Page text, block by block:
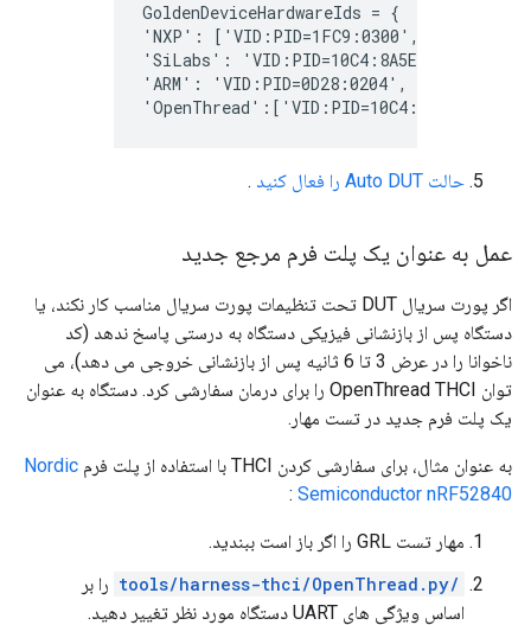
GoldenDeviceHardwareIds = {
'NXP':
'SiLabs': 'VID:PID=10C4:8A5E',
'ARM': 'VID:PID=0D28:0204',
'OpenThread':['VID:PID=10C4:EA60',
حالت Auto DUT را فعال کنید .
عمل به عنوان یک پلت فرم مرجع جدید
اگر پورت سریال DUT تحت تنظیمات پورت سریال مناسب کار نکند، یا
دستگاه پس از بازنشانی فیزیکی دستگاه به درستی پاسخ ندهد (کد
ناخوانا را در عرض 3 تا 6 ثانیه پس از بازنشانی خروجی می دهد)، می
توان OpenThread THCI را برای درمان سفارشی کرد. دستگاه به عنوان
یک پلت فرم جدید در تست مهار.
به عنوان مثال، برای سفارشی کردن THCI با استفاده از پلت فرم
Nordic
Semiconductor nRF52840
:
مهار تست GRL را اگر باز است ببندید.
/tools/harness-thci/OpenThread.py
را بر
اساس ویژگی های UART دستگاه مورد نظر تغییر دهید.